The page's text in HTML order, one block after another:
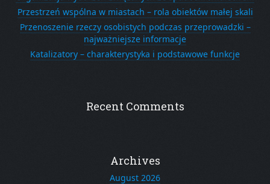
Przestrzeń wspólna w miastach – rola obiektów małej skali
Przenoszenie rzeczy osobistych podczas przeprowadzki –
najważniejsze informacje
Katalizatory – charakterystyka i podstawowe funkcje
Recent Comments
Archives
August 2026